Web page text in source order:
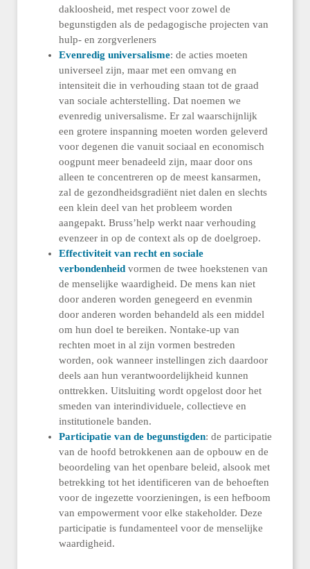
dakloosheid, met respect voor zowel de
begunstigden als de pedagogische projecten van
hulp- en zorgverleners
Evenredig universalisme: de acties moeten
universeel zijn, maar met een omvang en
intensiteit die in verhouding staan tot de graad
van sociale achterstelling. Dat noemen we
evenredig universalisme. Er zal waarschijnlijk
een grotere inspanning moeten worden geleverd
voor degenen die vanuit sociaal en economisch
oogpunt meer benadeeld zijn, maar door ons
alleen te concentreren op de meest kansarmen,
zal de gezondheidsgradiënt niet dalen en slechts
een klein deel van het probleem worden
aangepakt. Bruss’help werkt naar verhouding
evenzeer in op de context als op de doelgroep.
Effectiviteit van recht en sociale
verbondenheid vormen de twee hoekstenen van
de menselijke waardigheid. De mens kan niet
door anderen worden genegeerd en evenmin
door anderen worden behandeld als een middel
om hun doel te bereiken. Nontake-up van
rechten moet in al zijn vormen bestreden
worden, ook wanneer instellingen zich daardoor
deels aan hun verantwoordelijkheid kunnen
onttrekken. Uitsluiting wordt opgelost door het
smeden van interindividuele, collectieve en
institutionele banden.
Participatie van de begunstigden: de participatie
van de hoofd betrokkenen aan de opbouw en de
beoordeling van het openbare beleid, alsook met
betrekking tot het identificeren van de behoeften
voor de ingezette voorzieningen, is een hefboom
van empowerment voor elke stakeholder. Deze
participatie is fundamenteel voor de menselijke
waardigheid.